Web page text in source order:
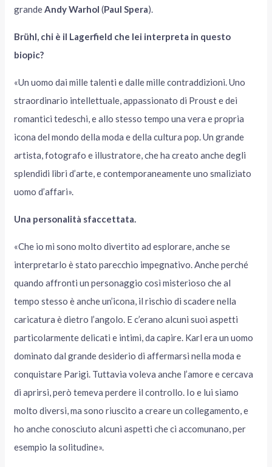
grandeAndy Warhol (Paul Spera).
Brühl, chi è il Lagerfield che lei interpreta in questo
biopic?
«Un uomo dai mille talenti e dalle mille contraddizioni. Uno
straordinario intellettuale, appassionato di Proust e dei
romantici tedeschi, e allo stesso tempo una vera e propria
icona del mondo della moda e della cultura pop. Un grande
artista, fotografo e illustratore, che ha creato anche degli
splendidi libri d’arte, e contemporaneamente uno smaliziato
uomo d’affari».
Una personalità sfaccettata.
«Che io mi sono molto divertito ad esplorare, anche se
interpretarlo è stato parecchio impegnativo. Anche perché
quando affronti un personaggio così misterioso che al
tempo stesso è anche un’icona, il rischio di scadere nella
caricatura è dietro l’angolo. E c’erano alcuni suoi aspetti
particolarmente delicati e intimi, da capire. Karl era un uomo
dominato dal grande desiderio di affermarsi nella moda e
conquistare Parigi. Tuttavia voleva anche l’amore e cercava
di aprirsi, però temeva perdere il controllo. Io e lui siamo
molto diversi, ma sono riuscito a creare un collegamento, e
ho anche conosciuto alcuni aspetti che ci accomunano, per
esempio la solitudine».